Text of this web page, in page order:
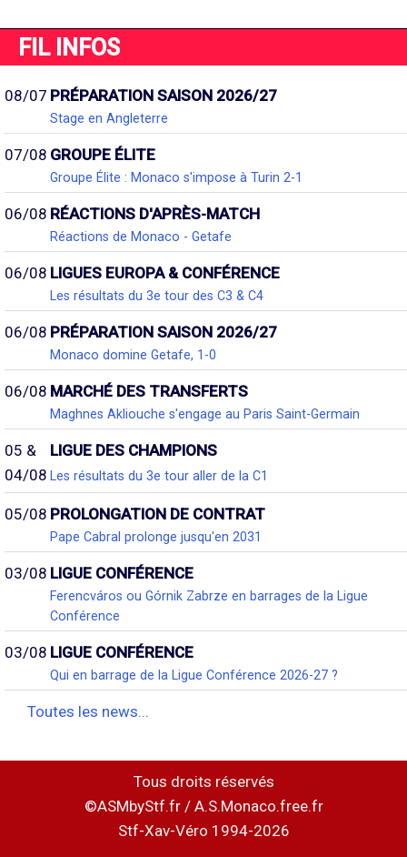
FIL INFOS
08/07 PRÉPARATION SAISON 2026/27
Stage en Angleterre
07/08 GROUPE ÉLITE
Groupe Élite : Monaco s'impose à Turin 2-1
06/08 RÉACTIONS D'APRÈS-MATCH
Réactions de Monaco - Getafe
06/08 LIGUES EUROPA & CONFÉRENCE
Les résultats du 3e tour des C3 & C4
06/08 PRÉPARATION SAISON 2026/27
Monaco domine Getafe, 1-0
06/08 MARCHÉ DES TRANSFERTS
Maghnes Akliouche s'engage au Paris Saint-Germain
05 &
04/08
LIGUE DES CHAMPIONS
Les résultats du 3e tour aller de la C1
05/08 PROLONGATION DE CONTRAT
Pape Cabral prolonge jusqu'en 2031
03/08 LIGUE CONFÉRENCE
Ferencváros ou Górnik Zabrze en barrages de la Ligue
Conférence
03/08 LIGUE CONFÉRENCE
Qui en barrage de la Ligue Conférence 2026-27 ?
Toutes les news...
Tous droits réservés
©ASMbyStf.fr / A.S.Monaco.free.fr
Stf-Xav-Véro 1994-2026